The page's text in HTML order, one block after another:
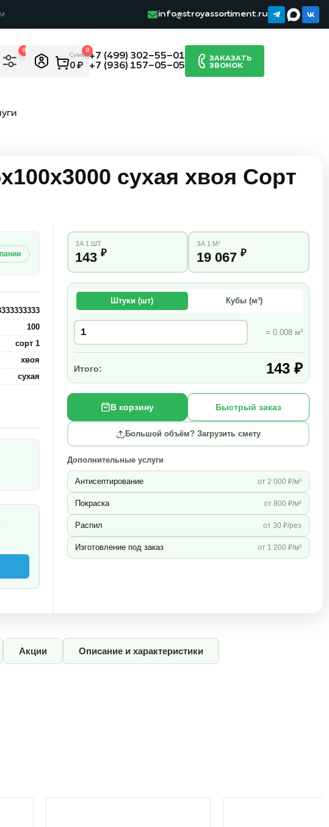
info@stroyassortiment.ru
0 0
Сумма:
0 ₽
+7 (499) 302-55-01
+7 (936) 157-05-05
ЗАКАЗАТЬ
ЗВОНОК
сухая хвоя Сорт
100
сорт 1
хвоя
сухая
ЗА 1 ШТ
143₽
ЗА 1 М³
19 067 ₽
Штуки (шт) Кубы (м³)
= 0.008 м³
Итого: 143 ₽
В корзину Быстрый заказ
Большой объём? Загрузить смету
Дополнительные услуги
Антисептирование от 2 000 ₽/м³
Покраска от 800 ₽/м²
Распил от 30 ₽/рез
Изготовление под заказ от 1 200 ₽/м³
Акции Описание и характеристики